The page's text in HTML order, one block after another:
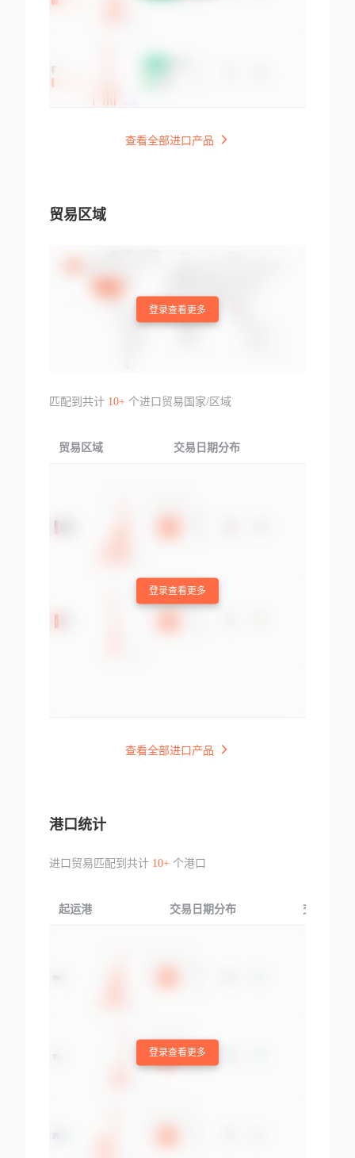
查看全部进口产品
贸易区域
登录查看更多
匹配到共计 10+个进口贸易国家/区域
贸易区域 交易日期分布
登录查看更多
查看全部进口产品
港口统计
进口贸易匹配到共计 10+个港口
起运港 交易日期分布 交易产品
登录查看更多